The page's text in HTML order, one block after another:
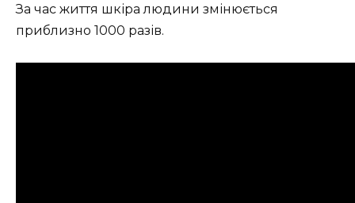
За час життя шкіра людини змінюється
приблизно 1000 разів.